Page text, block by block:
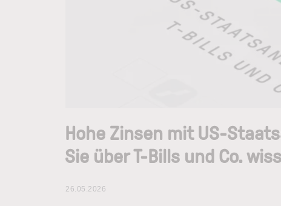
Hohe Zinsen mit US-
Sie über T-Bills und Co.
26.05.2026